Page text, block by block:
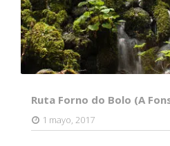
Ruta Forno do Bolo (A
1 mayo, 2017